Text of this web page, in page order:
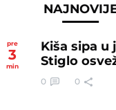
pre
3
min
Kiša sipa u
Stiglo
0 0